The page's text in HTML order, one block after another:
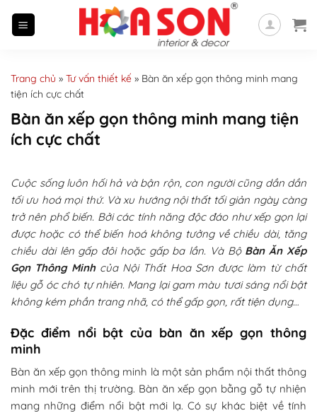
Trang chủ » Tư vấn thiết kế » Bàn ăn xếp gọn thông minh mang
tiện ích cực chất
Bàn ăn xếp gọn thông minh mang tiện
ích cực chất
Cuộc sống luôn hối hả và bận rộn, con người cũng dần dần
tối ưu hoá mọi thứ. Và xu hướng nội thất tối giản ngày càng
trở nên phổ biến. Bởi các tính năng độc đáo như xếp gọn lại
được hoặc có thể biến hoá không tưởng về chiều dài, tăng
chiều dài lên gấp đôi hoặc gấp ba lần. Và Bộ Bàn Ăn Xếp
Gọn Thông Minhcủa Nội Thất Hoa Sơn được làm từ chất
liệu gỗ óc chó tự nhiên. Mang lại gam màu tươi sáng nổi bật
không kém phần trang nhã, có thể gấp gọn, rất tiện dụng…
Đặc điểm nổi bật của bàn ăn xếp gọn thông
minh
Bàn ăn xếp gọn thông minh là một sản phẩm nội thất thông
minh mới trên thị trường. Bàn ăn xếp gọn bằng gỗ tự nhiện
mang những điểm nổi bật mới lạ. Có sự khác biệt về tính